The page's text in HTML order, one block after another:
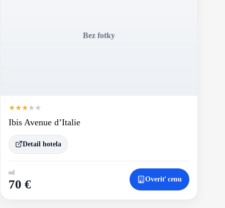
Bez fotky
★★★★★
Ibis Avenue d’Italie
Detail hotela
od
70 € Overiť cenu